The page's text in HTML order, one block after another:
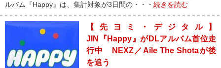
ルバム『Happy』は、集計対象が3日間の・・・ 続きを読む
【先ヨミ・デジタル】
JIN『Happy』がDLアルバム首位走
行中 NEXZ／Aile The Shotaが後
を追う